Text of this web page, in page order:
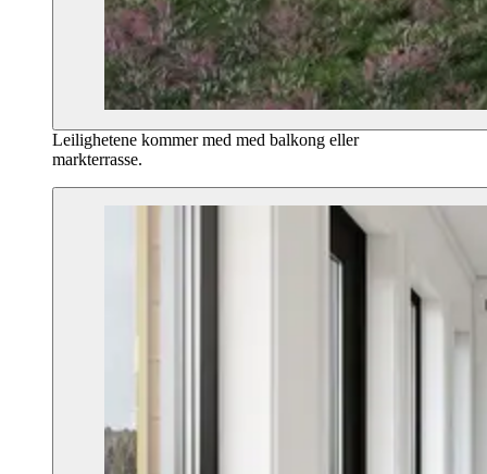
Leilighetene kommer med med balkong eller
markterrasse.